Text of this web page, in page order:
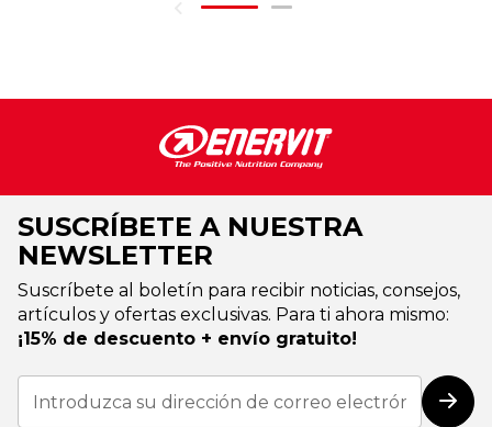
SUSCRÍBETE A NUESTRA
NEWSLETTER
Suscríbete al boletín para recibir noticias, consejos,
artículos y ofertas exclusivas. Para ti ahora mismo:
¡15% de descuento + envío gratuito!
Inscríbase
nuestro